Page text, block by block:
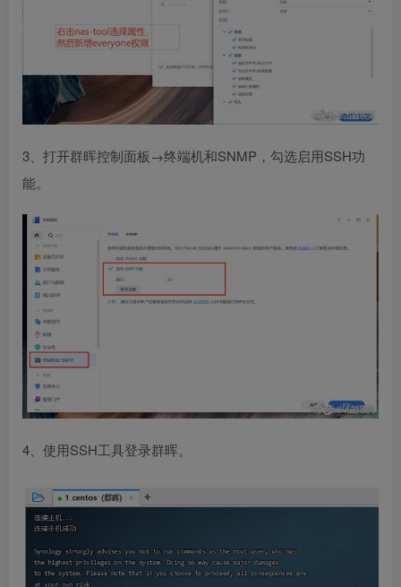
3、打开群晖控制面板→终端机和SNMP，勾选启用SSH功
能。
4、使用SSH工具登录群晖。